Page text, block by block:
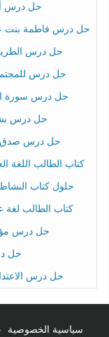
حل درس
حل درس فاطمة بنت
حل درس الطريق
حل درس
حل درس سورة الواقعة 57-74 تربية
حل درس
حل درس صدق الرسول
كتاب الطالب اللغة
حلول كتاب النشاط
كتاب الطالب لغة
حل درس
حل
حل درس
سياسية الخصوصية